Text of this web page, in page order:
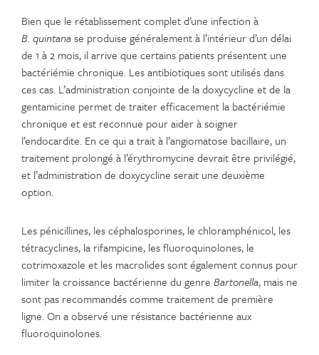
Bien que le rétablissement complet d’une infection à
B. quintanase produise généralement à l’intérieur d’un délai
de 1 à 2 mois, il arrive que certains patients présentent une
bactériémie chronique. Les antibiotiques sont utilisés dans
ces cas. L’administration conjointe de la doxycycline et de la
gentamicine permet de traiter efficacement la bactériémie
chronique et est reconnue pour aider à soigner
l’endocardite. En ce qui a trait à l’angiomatose bacillaire, un
traitement prolongé à l’érythromycine devrait être privilégié,
et l’administration de doxycycline serait une deuxième
option.
Les pénicillines, les céphalosporines, le chloramphénicol, les
tétracyclines, la rifampicine, les fluoroquinolones, le
cotrimoxazole et les macrolides sont également connus pour
limiter la croissance bactérienne du genre Bartonella, mais ne
sont pas recommandés comme traitement de première
ligne. On a observé une résistance bactérienne aux
fluoroquinolones.